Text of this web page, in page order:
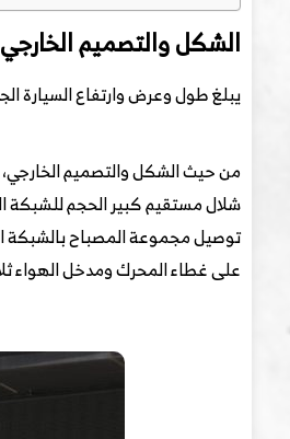
الشكل والتصميم الخارجي
يبلغ طول وعرض وارتفاع السيارة الجديدة 4820/1930/1699 ملم على التوالي ، وقاعدة
شلال مستقيم كبير الحجم للشبكة
على غطاء المحرك ومدخل الهواء